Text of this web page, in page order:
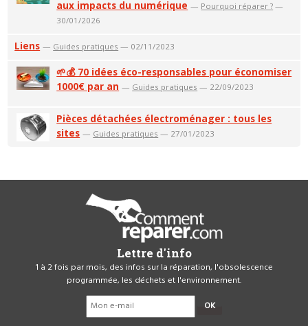
aux impacts du numérique — Pourquoi réparer ? —
30/01/2026
Liens — Guides pratiques — 02/11/2023
🌱💰 70 idées éco-responsables pour économiser
1000€ par an — Guides pratiques — 22/09/2023
Pièces détachées électroménager : tous les
sites — Guides pratiques — 27/01/2023
Lettre d'info
1 à 2 fois par mois, des infos sur la réparation, l'obsolescence
programmée, les déchets et l'environnement.
OK